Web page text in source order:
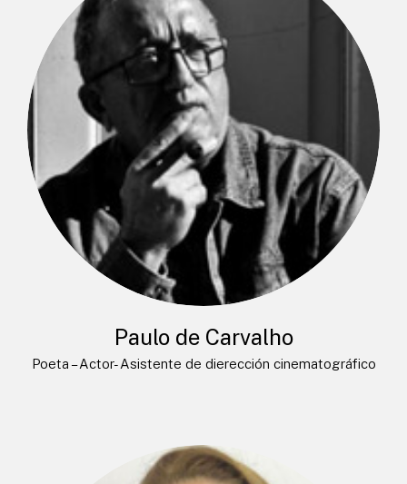
Paulo de Carvalho
Poeta – Actor- Asistente de dierección cinematográfico